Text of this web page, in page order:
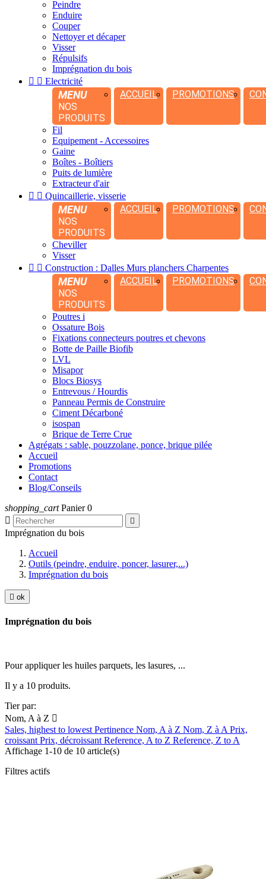
Peindre
Enduire
Couper
Nettoyer et décaper
Visser
Répulsifs
Imprégnation du bois
  Electricité
MENU
NOS
PRODUITS
ACCUEIL PROMOTIONS
Fil
Equipement - Accessoires
Gaine
Boîtes - Boîtiers
Puits de lumière
Extracteur d'air
  Quincaillerie, visserie
MENU
NOS
PRODUITS
ACCUEIL PROMOTIONS
Cheviller
Visser
  Construction : Dalles Murs planchers Charpentes
MENU
NOS
PRODUITS
ACCUEIL PROMOTIONS
Poutres i
Ossature Bois
Fixations connecteurs poutres et chevons
Botte de Paille Biofib
LVL
Misapor
Blocs Biosys
Entrevous / Hourdis
Panneau Permis de Construire
Ciment Décarboné
isospan
Brique de Terre Crue
Agrégats : sable, pouzzolane, ponce, brique pilée
Accueil
Promotions
Contact
Blog/Conseils
shopping_cart Panier 0


Imprégnation du bois
Accueil
Outils (peindre, enduire, poncer, lasurer,...)
Imprégnation du bois
 ok
Imprégnation du bois
Pour appliquer les huiles parquets, les lasures, ...
Il y a 10 produits.
Tier par:
Nom, A à Z 
Sales, highest to lowest Pertinence Nom, A à Z Nom, Z à A Prix,
croissant Prix, décroissant Reference, A to Z Reference, Z to A
Affichage 1-10 de 10 article(s)
Filtres actifs